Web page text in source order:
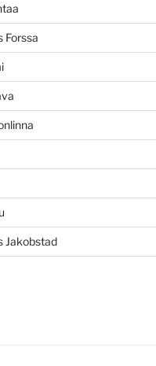
Forssa
Jakobstad